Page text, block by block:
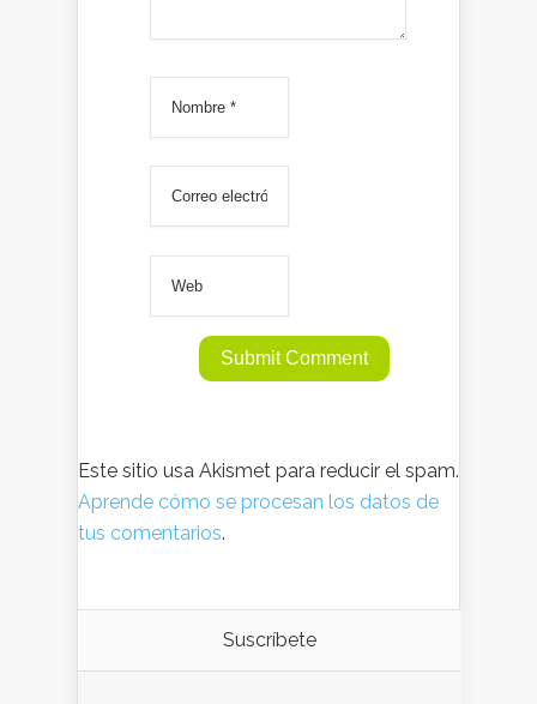
Este sitio usa Akismet para reducir el spam.
Aprende cómo se procesan los datos de
tus comentarios.
Suscríbete